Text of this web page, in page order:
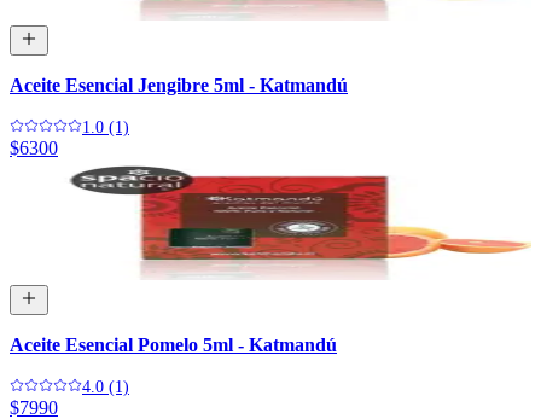
Aceite Esencial Jengibre 5ml - Katmandú
1.0 (1)
$6300
Aceite Esencial Pomelo 5ml - Katmandú
4.0 (1)
$7990